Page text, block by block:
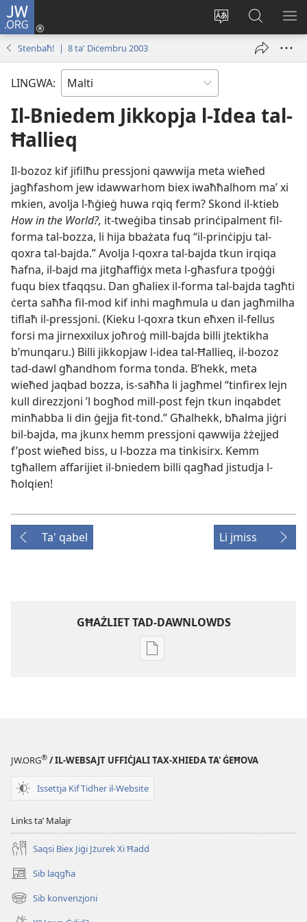
JW.ORG
Biddel
lingwa
Illoggja
(opens
Fittex
f’JW.ORG
Stenbaħ! | 8 ta' Diċembru 2003
LINGWA:
Il-Bniedem Jikkopja l-Idea tal-
Ħallieq
Il-​bozoz kif jifilħu pressjoni qawwija meta wieħed
jagħfashom jew idawwarhom biex iwaħħalhom maʼ xi
mkien, avolja l-​ħġieġ huwa rqiq ferm? Skond il-​ktieb
How in the World?, it-​tweġiba tinsab prinċipalment fil-​
forma tal-​bozza, li hija bbażata fuq “il-​prinċipju tal-​
qoxra tal-​bajda.” Avolja l-​qoxra tal-​bajda tkun irqiqa
ħafna, il-​bajd ma jitgħaffiġx meta l-​għasfura tpoġġi
fuqu biex tfaqqsu. Dan għaliex il-​forma tal-​bajda tagħti
ċerta saħħa fil-​mod kif inhi magħmula u dan jagħmilha
tiflaħ il-​pressjoni. (Kieku l-​qoxra tkun eħxen il-​fellus
forsi ma jirnexxilux joħroġ mill-​bajda billi jtektikha
b’munqaru.) Billi jikkopjaw l-​idea tal-​Ħallieq, il-​bozoz
tad-​dawl għandhom forma tonda. B’hekk, meta
wieħed jaqbad bozza, is-​saħħa li jagħmel “tinfirex lejn
kull direzzjoni ’l bogħod mill-​post fejn tkun inqabdet
minħabba li din ġejja fit-​tond.” Għalhekk, bħalma jiġri
bil-​bajda, ma jkunx hemm pressjoni qawwija żżejjed
f’post wieħed biss, u l-​bozza ma tinkisirx. Kemm
tgħallem affarijiet il-​bniedem billi qagħad jistudja l-​
ħolqien!
Ta' qabel Li jmiss
GĦAŻLIET TAD-DAWNLOWDS
Għażliet
RIVISTI
Diċembru
JW.ORG® / IL-WEBSAJT UFFIĊJALI TAX-XHIEDA TA' ĠEĦOVA
Issettja Kif Tidher il-Website
Links taʼ Malajr
Saqsi Biex Jiġi Jżurek Xi Ħadd
Sib laqgħa
(opens
new
window)
Sib konvenzjoni
(opens
new